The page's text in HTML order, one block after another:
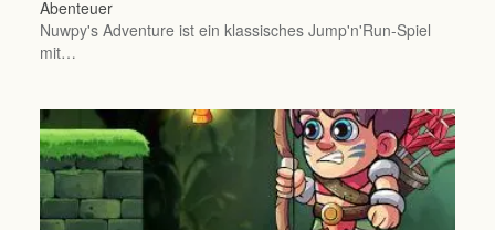
Abenteuer
Nuwpy's Adventure ist ein klassisches Jump'n'Run-Spiel
mit…